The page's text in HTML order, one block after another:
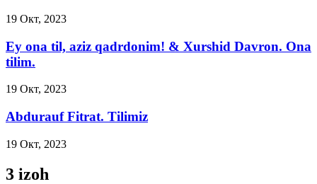
19 Окт, 2023
Ey ona til, aziz qadrdonim! & Xurshid Davron. Ona
tilim.
19 Окт, 2023
Abdurauf Fitrat. Tilimiz
19 Окт, 2023
3 izoh